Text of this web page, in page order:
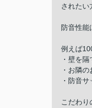
されたい
防音性能
例えば
・壁を
・お隣
・防音
こだわり